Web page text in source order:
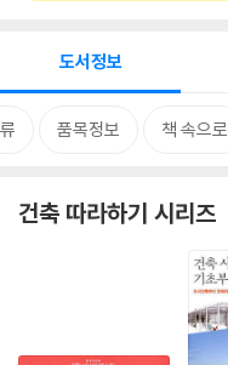
도서정보
품목정보 책 속으로
건축 따라하기 시리즈